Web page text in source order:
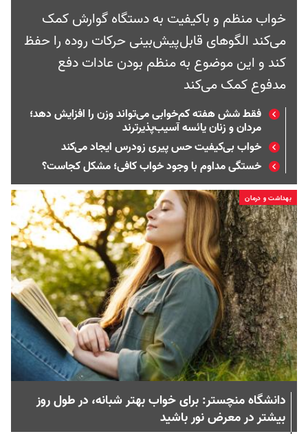
خواب منظم و باکیفیت به دستگاه گوارش کمک
می‌کند الگوهای قابل‌پیش‌بینی حرکات روده را حفظ
کند و این موضوع به منظم بودن عادات دفع
مدفوع کمک می‌کند
فقط شش هفته کم‌خوابی می‌تواند وزن را افزایش دهد؛
مردان و زنان یائسه آسیب‌پذیرترند
خواب بی‌کیفیت حس پیری زودرس ایجاد می‌کند
خستگی مداوم با وجود خواب کافی؛ مشکل کجاست؟
بهداشت و درمان
دانشگاه منچستر: برای خواب بهتر شبانه، در طول روز
بیشتر در معرض نور باشید